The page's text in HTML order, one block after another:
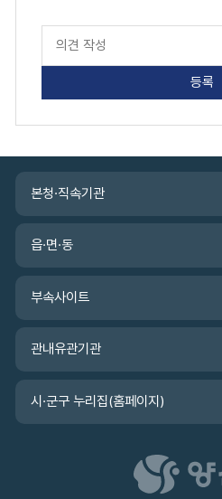
지
족
가
력
본청·직속기관
읍·면·동
부속사이트
관내유관기관
시·군구 누리집(홈페이지)